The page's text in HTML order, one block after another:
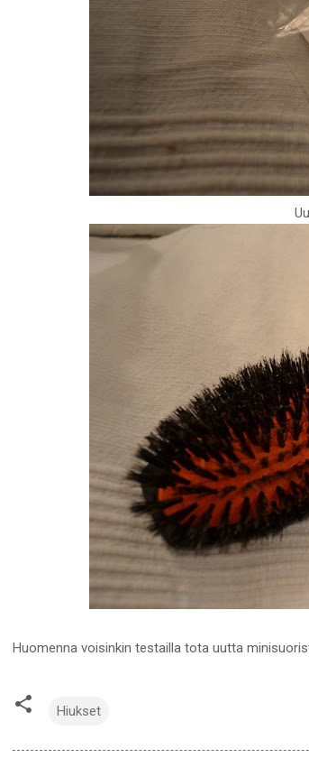
Huomenna voisinkin testailla tota uutta
Hiukset